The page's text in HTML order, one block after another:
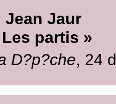
Jaur
partis »
D?p?che, 24